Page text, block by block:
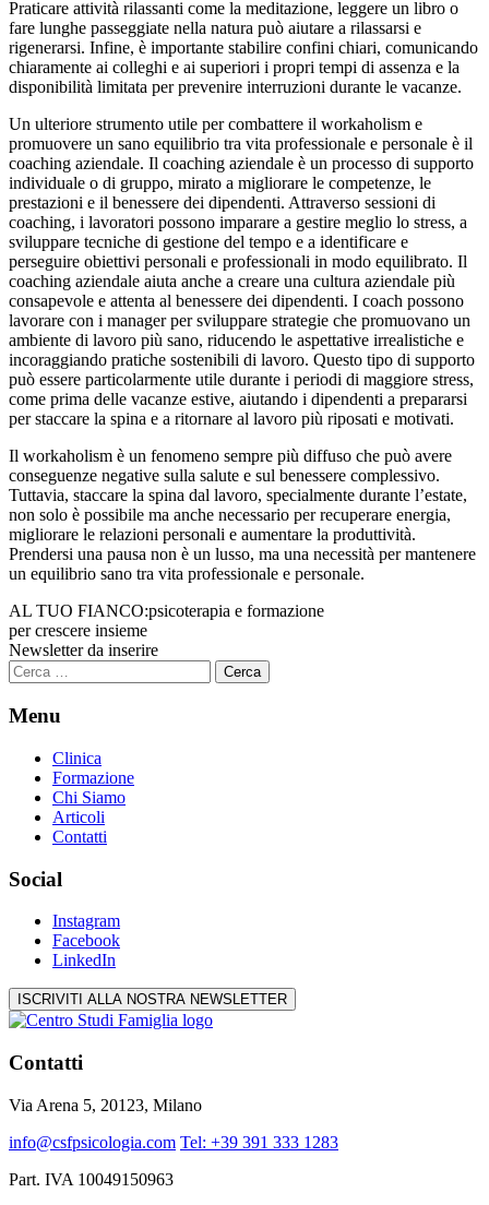
Praticare attività rilassanti come la meditazione, leggere un libro o
fare lunghe passeggiate nella natura può aiutare a rilassarsi e
rigenerarsi. Infine, è importante stabilire confini chiari, comunicando
chiaramente ai colleghi e ai superiori i propri tempi di assenza e la
disponibilità limitata per prevenire interruzioni durante le vacanze.
Un ulteriore strumento utile per combattere il workaholism e
promuovere un sano equilibrio tra vita professionale e personale è il
coaching aziendale. Il coaching aziendale è un processo di supporto
individuale o di gruppo, mirato a migliorare le competenze, le
prestazioni e il benessere dei dipendenti. Attraverso sessioni di
coaching, i lavoratori possono imparare a gestire meglio lo stress, a
sviluppare tecniche di gestione del tempo e a identificare e
perseguire obiettivi personali e professionali in modo equilibrato. Il
coaching aziendale aiuta anche a creare una cultura aziendale più
consapevole e attenta al benessere dei dipendenti. I coach possono
lavorare con i manager per sviluppare strategie che promuovano un
ambiente di lavoro più sano, riducendo le aspettative irrealistiche e
incoraggiando pratiche sostenibili di lavoro. Questo tipo di supporto
può essere particolarmente utile durante i periodi di maggiore stress,
come prima delle vacanze estive, aiutando i dipendenti a prepararsi
per staccare la spina e a ritornare al lavoro più riposati e motivati.
Il workaholism è un fenomeno sempre più diffuso che può avere
conseguenze negative sulla salute e sul benessere complessivo.
Tuttavia, staccare la spina dal lavoro, specialmente durante l’estate,
non solo è possibile ma anche necessario per recuperare energia,
migliorare le relazioni personali e aumentare la produttività.
Prendersi una pausa non è un lusso, ma una necessità per mantenere
un equilibrio sano tra vita professionale e personale.
AL TUO FIANCO:psicoterapia e formazione
per crescere insieme
Newsletter da inserire
Ricerca
per:
Menu
Clinica
Formazione
Chi Siamo
Articoli
Contatti
Social
Instagram
Facebook
LinkedIn
ISCRIVITI ALLA NOSTRA NEWSLETTER
Contatti
Via Arena 5, 20123, Milano
info@csfpsicologia.com Tel: +39 391 333 1283
Part. IVA 10049150963